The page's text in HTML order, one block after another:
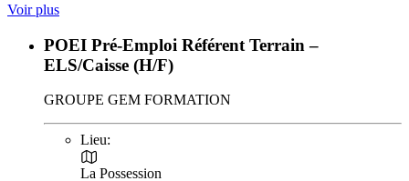
Voir plus
POEI Pré-Emploi Référent Terrain –
ELS/Caisse (H/F)
GROUPE GEM FORMATION
Lieu:
La Possession